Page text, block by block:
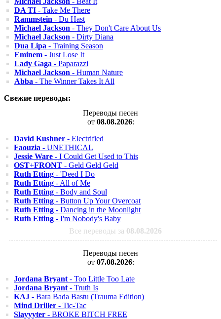
DA TI - Take Me There
Rammstein - Du Hast
Michael Jackson - They Don't Care About Us
Michael Jackson - Dirty Diana
Dua Lipa - Training Season
Eminem - Just Lose It
Lady Gaga - Paparazzi
Michael Jackson - Human Nature
Abba - The Winner Takes It All
Свежие переводы:
Переводы песен
от 08.08.2026:
David Kushner - Electrified
Faouzia - UNETHICAL
Jessie Ware - I Could Get Used to This
OST+FRONT - Geld Geld Geld
Ruth Etting - 'Deed I Do
Ruth Etting - All of Me
Ruth Etting - Body and Soul
Ruth Etting - Button Up Your Overcoat
Ruth Etting - Dancing in the Moonlight
Ruth Etting - I'm Nobody's Baby
Все переводы за 08.08.2026
Переводы песен
от 07.08.2026:
Jordana Bryant - Too Little Too Late
Jordana Bryant - Truth Is
KAJ - Bara Bada Bastu (Trauma Edition)
Mind Driller - Tic-Tac
Slayyyter - BROKE BITCH FREE